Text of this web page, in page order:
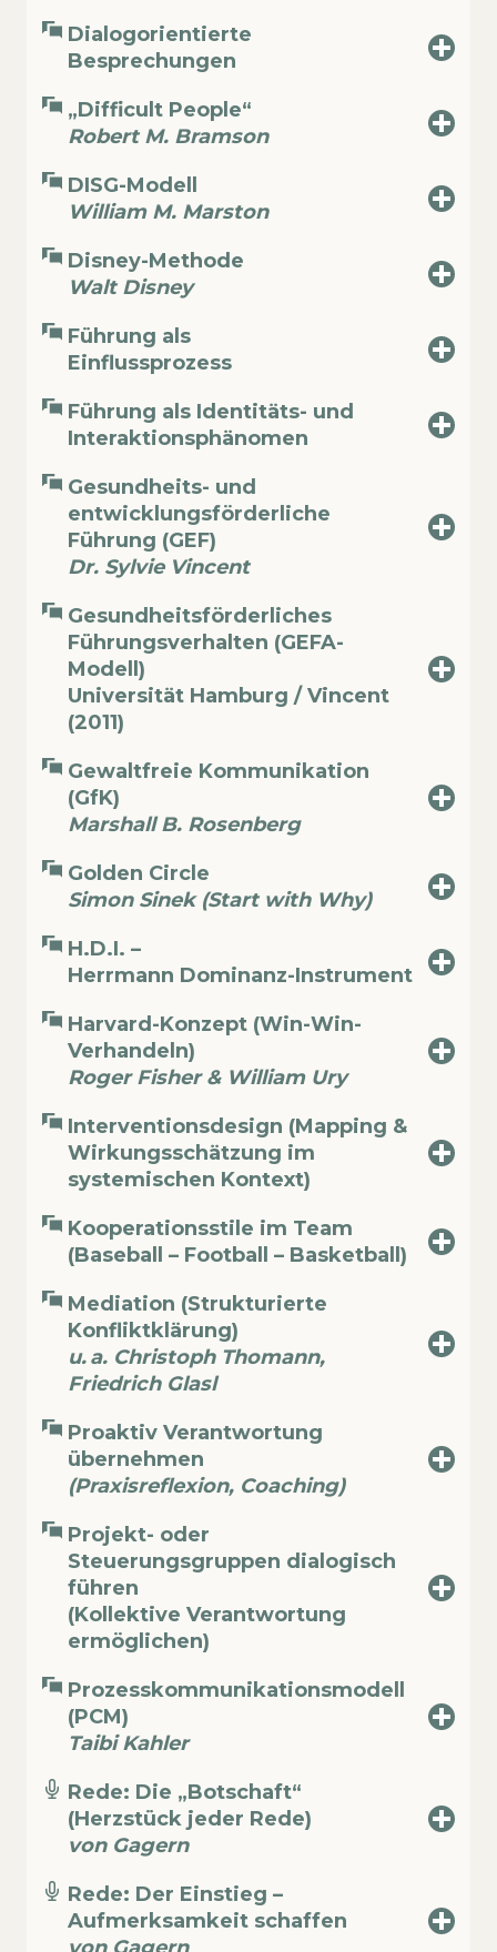
Dialogorientierte
Besprechungen
„Difficult People“
Robert M. Bramson
DISG-Modell
William M. Marston
Disney-Methode
Walt Disney
Führung als
Einflussprozess
Führung als Identitäts- und
Interaktionsphänomen
Gesundheits- und
entwicklungsförderliche
Führung (GEF)
Dr. Sylvie Vincent
Gesundheitsförderliches
Führungsverhalten (GEFA-
Modell)
Universität Hamburg / Vincent
(2011)
Gewaltfreie Kommunikation
(GfK)
Marshall B. Rosenberg
Golden Circle
Simon Sinek (Start with Why)
H.D.I. –
Herrmann Dominanz-Instrument
Harvard-Konzept (Win-Win-
Verhandeln)
Roger Fisher & William Ury
Interventionsdesign (Mapping &
Wirkungsschätzung im
systemischen Kontext)
Kooperationsstile im Team
(Baseball – Football – Basketball)
Mediation (Strukturierte
Konfliktklärung)
u. a. Christoph Thomann,
Friedrich Glasl
Proaktiv Verantwortung
übernehmen
(Praxisreflexion, Coaching)
Projekt- oder
Steuerungsgruppen dialogisch
führen
(Kollektive Verantwortung
ermöglichen)
Prozesskommunikationsmodell
(PCM)
Taibi Kahler
Rede: Die „Botschaft“
(Herzstück jeder Rede)
von Gagern
Rede: Der Einstieg –
Aufmerksamkeit schaffen